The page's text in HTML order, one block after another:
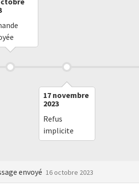
17 novembre
2023
Refus
implicite
envoyé 16 octobre 2023